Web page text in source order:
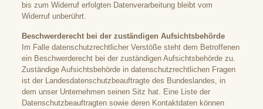
bis zum Widerruf erfolgten Datenverarbeitung bleibt vom
Widerruf unberührt.
Beschwerderecht bei der zuständigen Aufsichtsbehörde
Im Falle datenschutzrechtlicher Verstöße steht dem Betroffenen
ein Beschwerderecht bei der zuständigen Aufsichtsbehörde zu.
Zuständige Aufsichtsbehörde in datenschutzrechtlichen Fragen
ist der Landesdatenschutzbeauftragte des Bundeslandes, in
dem unser Unternehmen seinen Sitz hat. Eine Liste der
Datenschutzbeauftragten sowie deren Kontaktdaten können